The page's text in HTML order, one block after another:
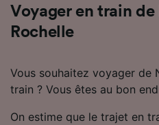
Voyager en train de
Rochelle
Vous souhaitez voyager de
train ? Vous êtes au bon
On estime que le trajet en
caractéristiques de
l’identification. Stocker
informations sur un
études d’audience et
services.
Liste de nos